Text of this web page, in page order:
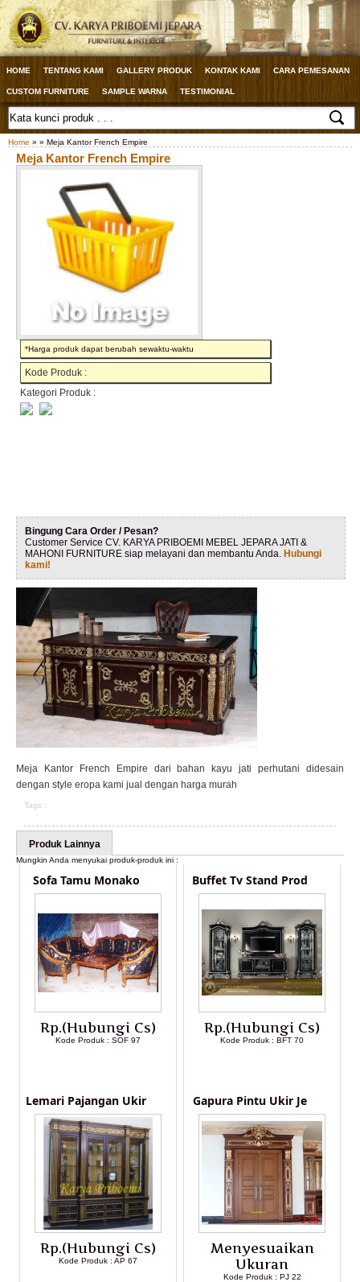
HOME TENTANG KAMI GALLERY PRODUK KONTAK KAMI CARA PEMESANAN
CUSTOM FURNITURE SAMPLE WARNA TESTIMONIAL
Home » » Meja Kantor French Empire
Meja Kantor French Empire
*Harga produk dapat berubah sewaktu-waktu
Kode Produk :
Kategori Produk :
Bingung Cara Order / Pesan?
Customer Service CV. KARYA PRIBOEMI MEBEL JEPARA JATI &
MAHONI FURNITURE siap melayani dan membantu Anda. Hubungi
kami!
Meja Kantor French Empire dari bahan kayu jati perhutani didesain
dengan style eropa kami jual dengan harga murah
Tags :
Produk Lainnya
Mungkin Anda menyukai produk-produk ini :
Sofa Tamu Monako
Rp.(Hubungi Cs)
Kode Produk : SOF 97
Buffet Tv Stand Prod
Rp.(Hubungi Cs)
Kode Produk : BFT 70
Lemari Pajangan Ukir
Rp.(Hubungi Cs)
Kode Produk : AP 67
Gapura Pintu Ukir Je
Menyesuaikan
Ukuran
Kode Produk : PJ 22